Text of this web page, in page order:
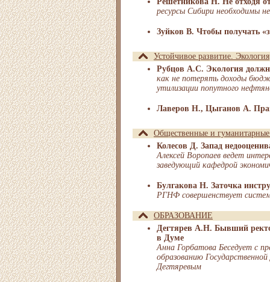
ресурсы Сибири необходимы
Зуйков В. Чтобы получать
Устойчивое развитие. Экология
Рубцов А.С. Экология
как не потерять доходы
утилизации попутного
Лаверов Н., Цыганов А.
Общественные и
Колесов Д. Запад
Алексей Воропаев ведет
заведующий кафедрой
Булгакова Н. Заточка
РГНФ совершенствует
ОБРАЗОВАНИЕ
Дегтярев А.Н. Бывший
в Думе
Анна Горбатова Беседует с
образованию
Дегтяревым